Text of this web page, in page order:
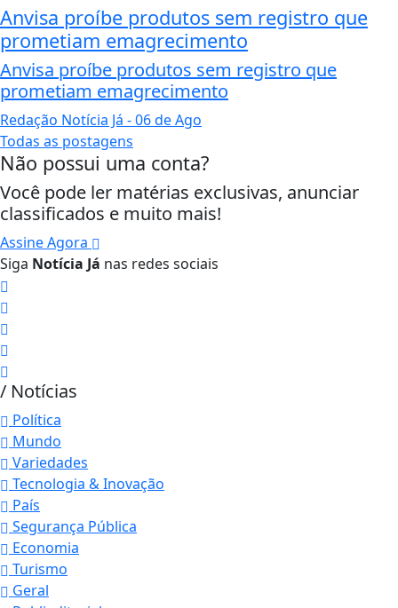
Anvisa proíbe produtos sem registro que
prometiam emagrecimento
Anvisa proíbe produtos sem registro que
prometiam emagrecimento
Redação Notícia Já - 06 de Ago
Todas as postagens
Não possui uma conta?
Você pode ler matérias exclusivas, anunciar
classificados e muito mais!
Assine Agora
Siga Notícia Já nas redes sociais
/ Notícias
Política
Mundo
Variedades
Tecnologia & Inovação
País
Segurança Pública
Economia
Turismo
Geral